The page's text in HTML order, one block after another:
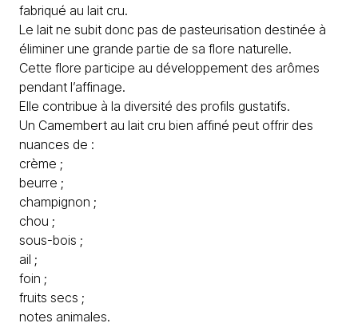
fabriqué au lait cru.
Le lait ne subit donc pas de pasteurisation destinée à
éliminer une grande partie de sa flore naturelle.
Cette flore participe au développement des arômes
pendant l’affinage.
Elle contribue à la diversité des profils gustatifs.
Un Camembert au lait cru bien affiné peut offrir des
nuances de :
crème ;
beurre ;
champignon ;
chou ;
sous-bois ;
ail ;
foin ;
fruits secs ;
notes animales.